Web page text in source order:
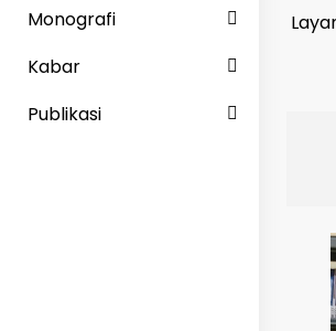
Monografi
Kabar
Publikasi